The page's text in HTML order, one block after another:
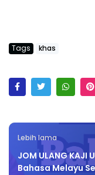
Tags khas
Lebih lama
JOM ULANG KAJI
Bahasa Melayu